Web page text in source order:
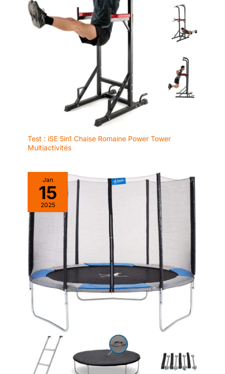
Test : iSE 5in1 Chaise Romaine Power Tower
Multiactivités
Jan
15
2025